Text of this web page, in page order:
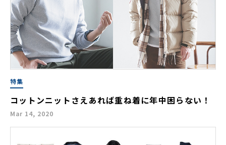
特集
コットンニットさえあれば重ね着に年中困らない！
Mar 14, 2020